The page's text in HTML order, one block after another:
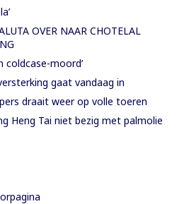
OVER NAAR CHOTELAL
coldcase-moord’
gaat vandaag in
pers draait weer op volle toeren
Heng Tai niet bezig met palmolie